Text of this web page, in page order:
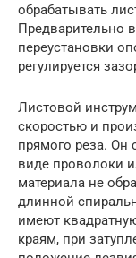
обрабатывать
Предварительно
переустановки
регулируется
Листовой
скоростью и
прямого реза. Он
виде проволоки
материала не
длинной
имеют
краям, при